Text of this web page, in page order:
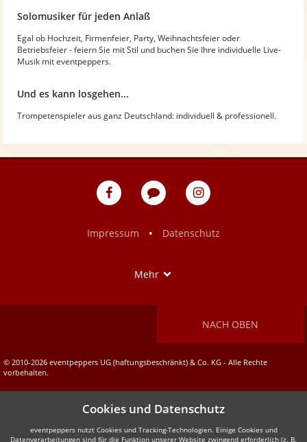
Solomusiker für jeden Anlaß
Egal ob Hochzeit, Firmenfeier, Party, Weihnachtsfeier oder
Betriebsfeier - feiern Sie mit Stil und buchen Sie Ihre individuelle Live-
Musik mit eventpeppers.
Und es kann losgehen...
Trompetenspieler aus ganz Deutschland: individuell & professionell.
eventpeppers
Blog
eventpeppers
Impressum
• Datenschutz
Mehr
NACH OBEN
© 2010-2026 eventpeppers UG (haftungsbeschränkt) & Co. KG - Alle Rechte
vorbehalten.
Cookies und Datenschutz
eventpeppers nutzt Cookies und Tracking-Technologien. Einige Cookies und
Datenverarbeitungen sind für die Funktion unserer Website zwingend erforderlich (z. B.